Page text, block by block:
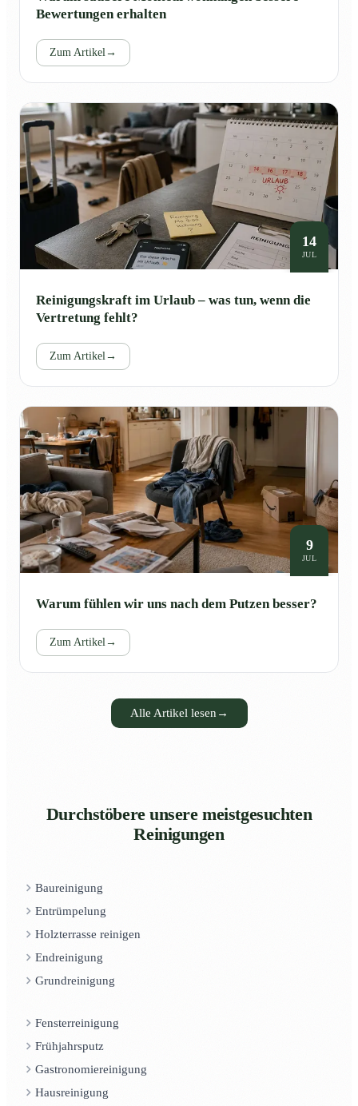
Bewertungen erhalten
Zum Artikel →
14
JUL
Reinigungskraft im Urlaub – was tun, wenn die
Vertretung fehlt?
Zum Artikel →
9
JUL
Warum fühlen wir uns nach dem Putzen besser?
Zum Artikel →
Alle Artikel lesen →
Durchstöbere unsere meistgesuchten
Reinigungen
Baureinigung
Entrümpelung
Holzterrasse reinigen
Endreinigung
Grundreinigung
Fensterreinigung
Frühjahrsputz
Gastronomiereinigung
Hausreinigung